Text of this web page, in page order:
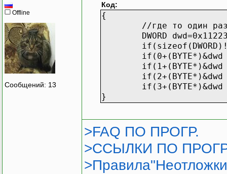
Offline
Сообщений: 13
Код:
{
//где то один
DWORD
}
>FAQ ПО ПРОГР.
>ССЫЛКИ ПО